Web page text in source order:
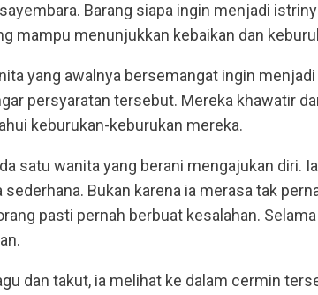
Barang siapa ingin menjadi
mampu menunjukkan kebaikan dan
yang awalnya bersemangat ingin
persyaratan tersebut. Mereka khawatir
keburukan-keburukan mereka.
satu wanita yang berani mengajukan diri.
sederhana. Bukan karena ia merasa tak
pasti pernah berbuat kesalahan.
dan takut, ia melihat ke dalam cermin